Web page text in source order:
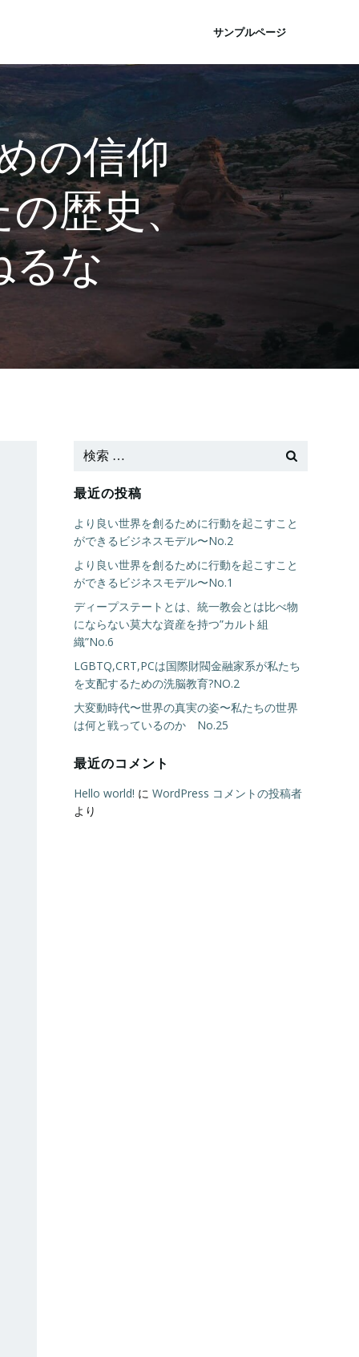
サンプルページ
の信仰
歴史、
るな
最近の投稿
より良い世界を創るために行動を起こすこと
ができるビジネスモデル〜No.2
より良い世界を創るために行動を起こすこと
ができるビジネスモデル〜No.1
ディープステートとは、統一教会とは比べ物
にならない莫大な資産を持つ”カルト組
織”No.6
LGBTQ,CRT,PCは国際財閥金融家系が私たち
を支配するための洗脳教育?NO.2
大変動時代〜世界の真実の姿〜私たちの世界
は何と戦っているのか No.25
最近のコメント
Hello world! に WordPress コメントの投稿者
より